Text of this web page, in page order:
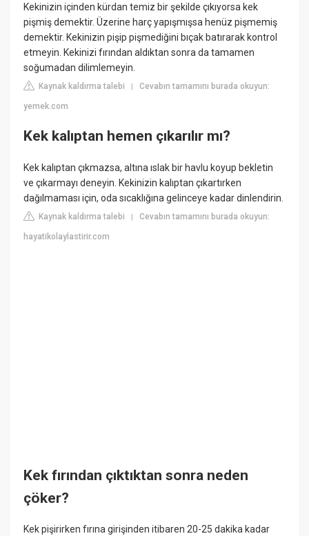
Kekinizin içinden kürdan temiz bir şekilde çıkıyorsa kek
pişmiş demektir. Üzerine harç yapışmışsa henüz pişmemiş
demektir. Kekinizin pişip pişmediğini bıçak batırarak kontrol
etmeyin. Kekinizi fırından aldıktan sonra da tamamen
soğumadan dilimlemeyin.
Kaynak kaldırma talebi |Cevabın tamamını burada okuyun:
yemek.com
Kek kalıptan hemen çıkarılır mı?
Kek kalıptan çıkmazsa, altına ıslak bir havlu koyup bekletin
ve çıkarmayı deneyin. Kekinizin kalıptan çıkartırken
dağılmaması için, oda sıcaklığına gelinceye kadar dinlendirin.
Kaynak kaldırma talebi |Cevabın tamamını burada okuyun:
hayatikolaylastirir.com
Kek fırından çıktıktan sonra neden
çöker?
Kek pişirirken fırına girişinden itibaren 20-25 dakika kadar